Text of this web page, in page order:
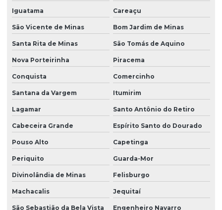
Iguatama Careaçu
São Vicente de Minas Bom Jardim de Minas
Santa Rita de Minas São Tomás de Aquino
Nova Porteirinha Piracema
Conquista Comercinho
Santana da Vargem Itumirim
Lagamar Santo Antônio do Retiro
Cabeceira Grande Espírito Santo do Dourado
Pouso Alto Capetinga
Periquito Guarda-Mor
Divinolândia de Minas Felisburgo
Machacalis Jequitaí
São Sebastião da Bela Vista Engenheiro Navarro